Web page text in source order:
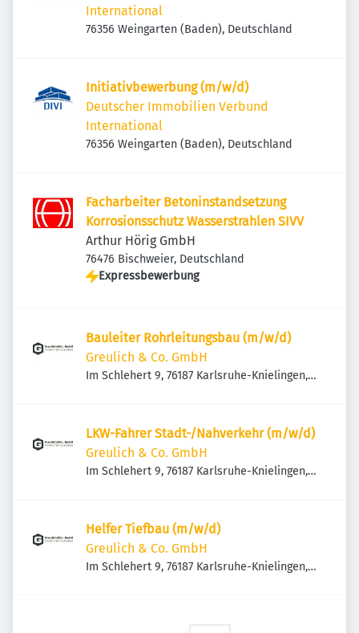
International
76356 Weingarten (Baden), Deutschland
Initiativbewerbung (m/w/d)
Deutscher Immobilien Verbund
International
76356 Weingarten (Baden), Deutschland
Facharbeiter Betoninstandsetzung
Korrosionsschutz Wasserstrahlen SIVV
Arthur Hörig GmbH
76476 Bischweier, Deutschland
Expressbewerbung
Bauleiter Rohrleitungsbau (m/w/d)
Greulich & Co. GmbH
Im Schlehert 9, 76187 Karlsruhe-Knielingen,
LKW-Fahrer Stadt-/Nahverkehr (m/w/d)
Greulich & Co. GmbH
Im Schlehert 9, 76187 Karlsruhe-Knielingen,
Helfer Tiefbau (m/w/d)
Greulich & Co. GmbH
Im Schlehert 9, 76187 Karlsruhe-Knielingen,